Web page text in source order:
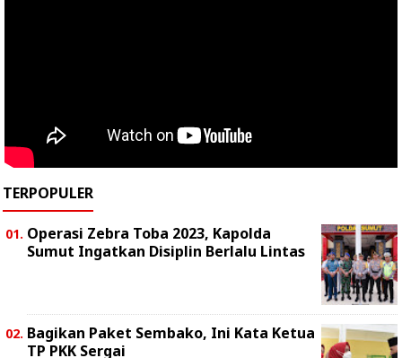
TERPOPULER
Operasi Zebra Toba 2023, Kapolda
Sumut Ingatkan Disiplin Berlalu Lintas
Bagikan Paket Sembako, Ini Kata Ketua
TP PKK Sergai